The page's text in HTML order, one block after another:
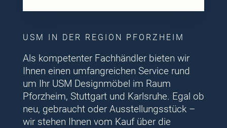
USM IN DER REGION PFORZHEIM
Als kompetenter Fachhändler bieten wir
Ihnen einen umfangreichen Service rund
um Ihr USM Designmöbel im Raum
Pforzheim, Stuttgart und Karlsruhe. Egal ob
neu, gebraucht oder Ausstellungsstück –
wir stehen Ihnen vom Kauf über die